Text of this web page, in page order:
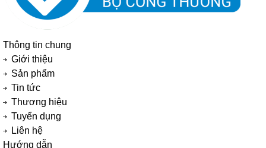
Thông tin chung
Giới thiệu
Sản phẩm
Tin tức
Thương hiệu
Tuyển dụng
Liên hệ
Hướng dẫn